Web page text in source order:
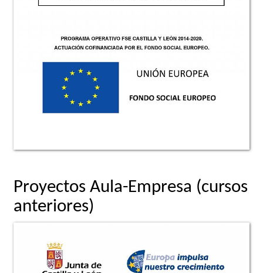
Proyectos Aula-Empresa (cursos
anteriores)